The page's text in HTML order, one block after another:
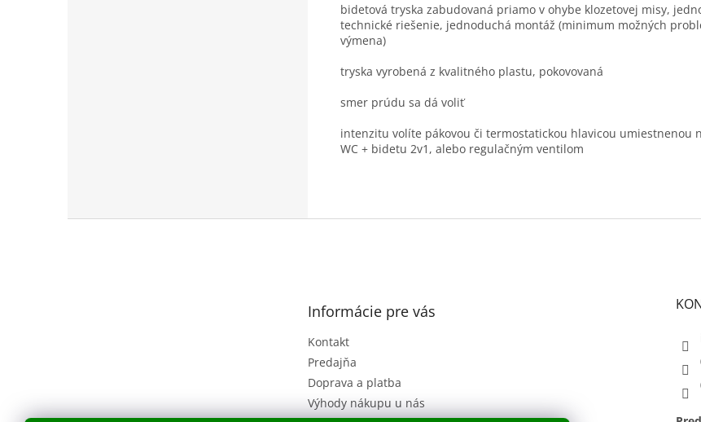
bidetová tryska zabudovaná priamo v ohybe klozetovej misy,
technické riešenie, jednoduchá montáž (minimum možných
výmena)
tryska vyrobená z kvalitného plastu, pokovovaná
smer prúdu sa dá voliť
intenzitu volíte pákovou či termostatickou hlavicou umiestnenou
WC + bidetu 2v1, alebo regulačným ventilom
Informácie pre vás
Kontakt
Predajňa
Doprava a platba
Výhody nákupu u nás